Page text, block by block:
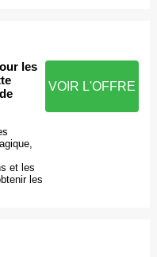
les
et les
les
VOIR L'OFFRE